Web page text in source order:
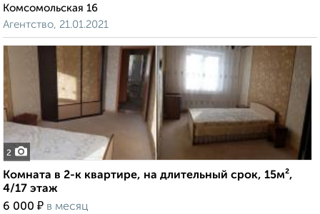
Комсомольская 16
Агентство, 21.01.2021
2
Комната в 2-к квартире, на длительный срок, 15м²,
4/17 этаж
6 000 ₽ в месяц